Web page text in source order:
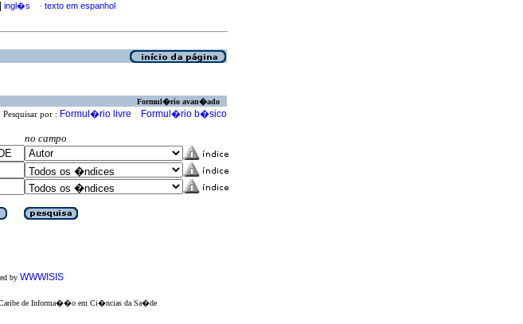
ingl�s · texto em espanhol
Formul�rio avan�ado
Pesquisar por : Formul�rio livre Formul�rio b�sico
no campo
by WWWISIS
de Informa��o em Ci�ncias da Sa�de